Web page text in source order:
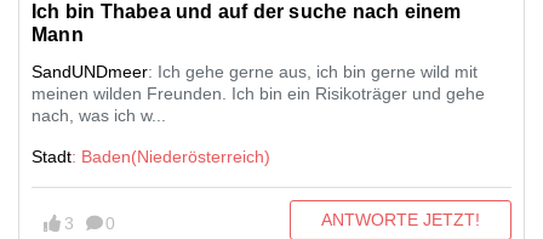
Ich bin Thabea und auf der suche nach einem
Mann
SandUNDmeer: Ich gehe gerne aus, ich bin gerne wild mit
meinen wilden Freunden. Ich bin ein Risikoträger und gehe
nach, was ich w...
Stadt: Baden(Niederösterreich)
3 0 ANTWORTE JETZT!